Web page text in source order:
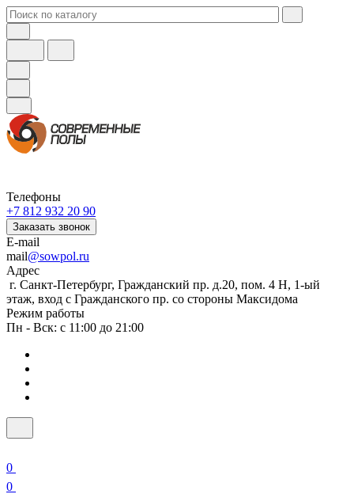
Телефоны
+7 812 932 20 90
Заказать звонок
E-mail
mail@sowpol.ru
Адрес
г. Санкт-Петербург, Гражданский пр. д.20, пом. 4 Н, 1-ый
этаж, вход с Гражданского пр. со стороны Максидома
Режим работы
Пн - Вск: с 11:00 до 21:00
0
0